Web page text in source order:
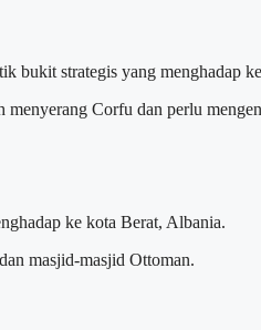
strategis yang menghadap
Corfu dan perlu
ke kota Berat, Albania.
masjid-masjid Ottoman.